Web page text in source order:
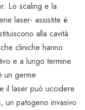
Lo scaling e la
laser- assistite è
alla cavità
cliniche hanno
e a lungo termine
un germe
il laser può uccidere
un patogeno invasivo